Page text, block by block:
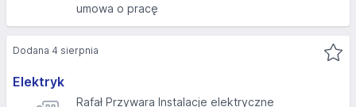
umowa o pracę
Elektryk
Rafał Przywara Instalacje elektryczne
Dodana 4 sierpnia